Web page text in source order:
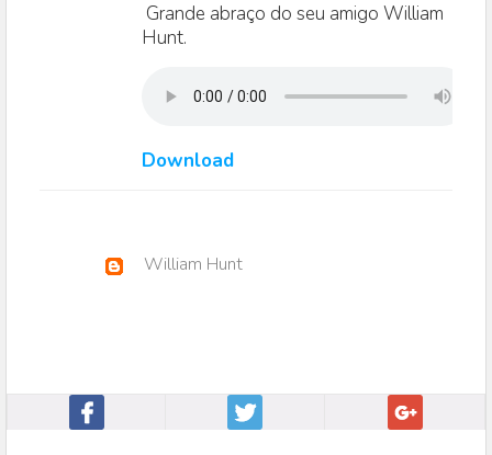
Grande abraço do seu amigo William
Hunt.
Download
William Hunt